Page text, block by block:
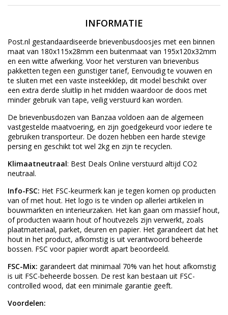
INFORMATIE
Post.nl gestandaardiseerde brievenbusdoosjes met een binnen
maat van 180x115x28mm een buitenmaat van 195x120x32mm
en een witte afwerking. Voor het versturen van brievenbus
pakketten tegen een gunstiger tarief, Eenvoudig te vouwen en
te sluiten met een vaste insteekklep, dit model beschikt over
een extra derde sluitlip in het midden waardoor de doos met
minder gebruik van tape, veilig verstuurd kan worden.
De brievenbusdozen van Banzaa voldoen aan de algemeen
vastgestelde maatvoering, en zijn goedgekeurd voor iedere te
gebruiken transporteur. De dozen hebben een harde stevige
persing en geschikt tot wel 2kg en zijn te recyclen.
Klimaatneutraal: Best Deals Online verstuurd altijd CO2
neutraal.
Info-FSC: Het FSC-keurmerk kan je tegen komen op producten
van of met hout. Het logo is te vinden op allerlei artikelen in
bouwmarkten en interieurzaken. Het kan gaan om massief hout,
of producten waarin hout of houtvezels zijn verwerkt, zoals
plaatmateriaal, parket, deuren en papier. Het garandeert dat het
hout in het product, afkomstig is uit verantwoord beheerde
bossen. FSC voor papier wordt apart beoordeeld.
FSC-Mix: garandeert dat minimaal 70% van het hout afkomstig
is uit FSC-beheerde bossen. De rest kan bestaan uit FSC-
controlled wood, dat een minimale garantie geeft.
Voordelen: